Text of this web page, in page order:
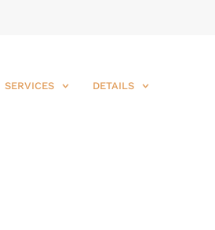
SERVICES DETAILS